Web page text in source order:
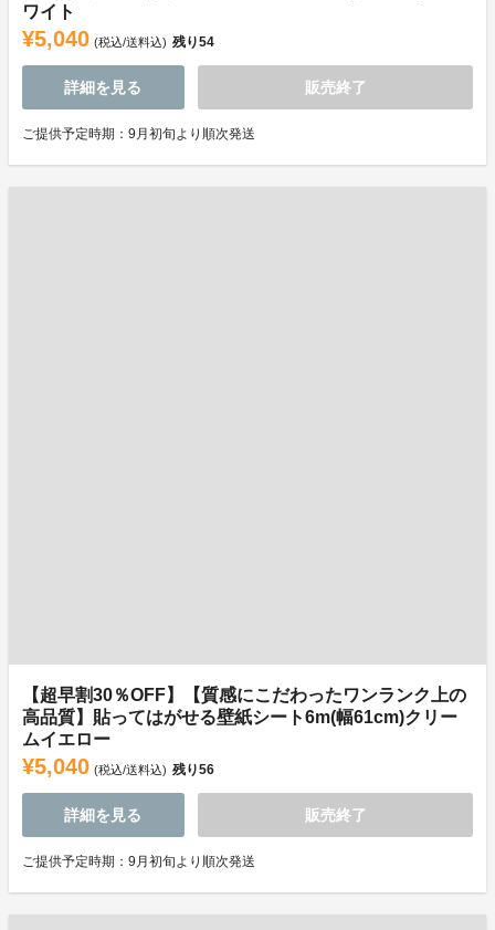
ワイト
¥5,040 (税込/送料込) 残り54
詳細を見る 販売終了
ご提供予定時期：9月初旬より順次発送
【超早割30％OFF】【質感にこだわったワンランク上の
高品質】貼ってはがせる壁紙シート6m(幅61cm)クリー
ムイエロー
¥5,040 (税込/送料込) 残り56
詳細を見る 販売終了
ご提供予定時期：9月初旬より順次発送